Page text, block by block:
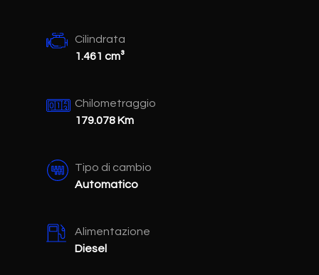
Cilindrata
1.461 cm³
Chilometraggio
179.078 Km
Tipo di cambio
Automatico
Alimentazione
Diesel